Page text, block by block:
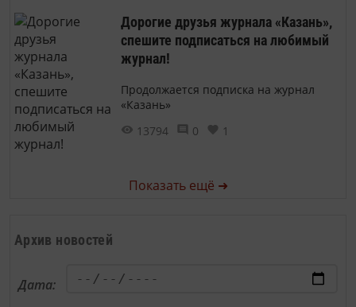
Дорогие друзья журнала «Казань»,
спешите подписаться на любимый
журнал!
Продолжается подписка на журнал
«Казань»
13794
0 1
Показать ещё ➜
Архив новостей
Дата: